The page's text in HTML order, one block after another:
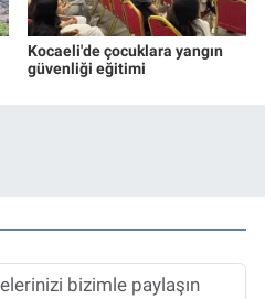
Kocaeli'de çocuklara yangın
güvenliği eğitimi